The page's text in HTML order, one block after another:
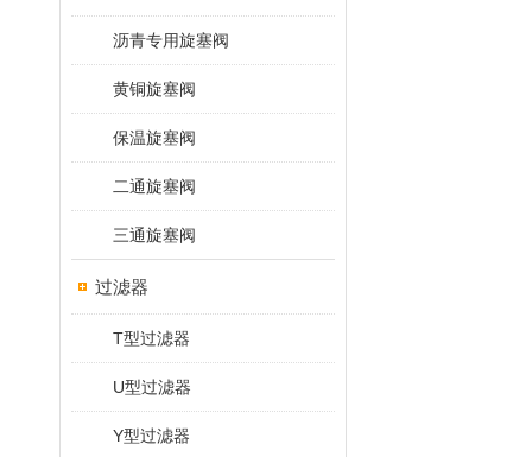
沥青专用旋塞阀
黄铜旋塞阀
保温旋塞阀
二通旋塞阀
三通旋塞阀
过滤器
T型过滤器
U型过滤器
Y型过滤器